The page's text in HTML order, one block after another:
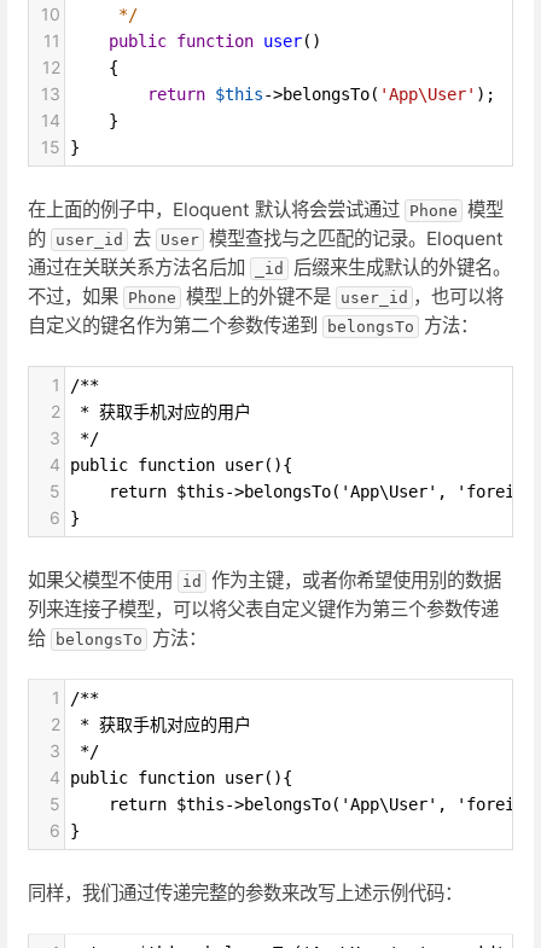
10 */
11 public function user()
12
    {
13 return $this->belongsTo( 'App\User' );
14
    }
15 }
在上面的例子中，Eloquent 默认将会尝试通过 Phone 模型
的 user_id 去 User 模型查找与之匹配的记录。Eloquent
通过在关联关系方法名后加
_id
后缀来生成默认的外键名。
不过，如果 Phone 模型上的外键不是 user_id ，也可以将
自定义的键名作为第二个参数传递到
belongsTo 方法：
1 /**
2 * 获取手机对应的用户
3 */
4 public function user(){
5
return $this->belongsTo('App\User',
6 }
如果父模型不使用 id
作为主键，或者你希望使用别的数据
列来连接子模型，可以将父表自定义键作为第三个参数传递
给
belongsTo 方法：
1 /**
2 * 获取手机对应的用户
3 */
4 public function user(){
5
return $this->belongsTo('App\User',
6 }
同样，我们通过传递完整的参数来改写上述示例代码：